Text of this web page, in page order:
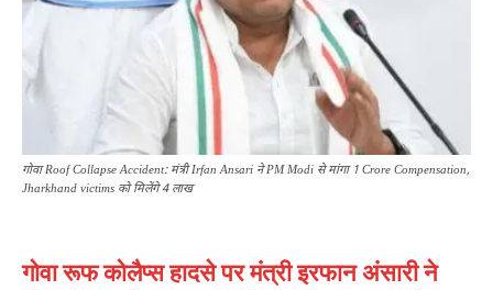
गोवा Roof Collapse Accident: मंत्री Irfan Ansari ने PM Modi से मांगा 1 Crore Compensation,
Jharkhand victims को मिलेंगे 4 लाख
गोवा रूफ कोलैप्स हादसे पर मंत्री इरफान अंसारी ने